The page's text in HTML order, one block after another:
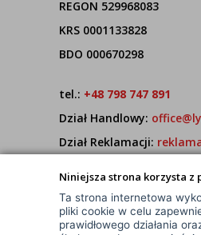
Niniejsza strona korzysta z
Ta strona internetowa
pliki cookie w celu
prawidłowego działania
REGON 529968083
KRS 0001133828
BDO 000670298
tel.: +48 798 747 891
Dział Handlowy:
Dział Reklamacji:
7:00 - 15:00